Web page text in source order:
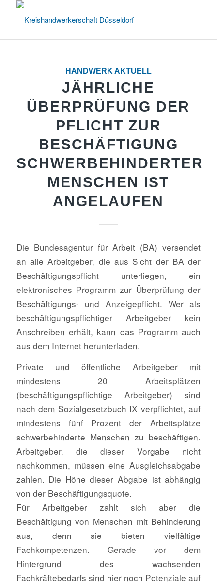
HANDWERK AKTUELL
JÄHRLICHE
ÜBERPRÜFUNG DER
PFLICHT ZUR
BESCHÄFTIGUNG
SCHWERBEHINDERTER
MENSCHEN IST
ANGELAUFEN
Die Bundesagentur für Arbeit (BA) versendet
an alle Arbeitgeber, die aus Sicht der BA der
Beschäftigungspflicht unterliegen, ein
elektronisches Programm zur Überprüfung der
Beschäftigungs- und Anzeigepflicht. Wer als
beschäftigungspflichtiger Arbeitgeber kein
Anschreiben erhält, kann das Programm auch
aus dem Internet herunterladen.
Private und öffentliche Arbeitgeber mit
mindestens 20 Arbeitsplätzen
(beschäftigungspflichtige Arbeitgeber) sind
nach dem Sozialgesetzbuch IX verpflichtet, auf
mindestens fünf Prozent der Arbeitsplätze
schwerbehinderte Menschen zu beschäftigen.
Arbeitgeber, die dieser Vorgabe nicht
nachkommen, müssen eine Ausgleichsabgabe
zahlen. Die Höhe dieser Abgabe ist abhängig
von der Beschäftigungsquote.
Für Arbeitgeber zahlt sich aber die
Beschäftigung von Menschen mit Behinderung
aus, denn sie bieten vielfältige
Fachkompetenzen. Gerade vor dem
Hintergrund des wachsenden
Fachkräftebedarfs sind hier noch Potenziale auf